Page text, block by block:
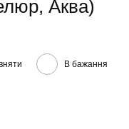
Аква)
В бажання